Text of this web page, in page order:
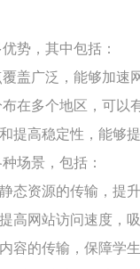
势，其中包括：
盖广泛，能够加速
在多个地区，可以
提高稳定性，能够
场景，包括：
态资源的传输，提升
高网站访问速度，吸
容的传输，保障学生